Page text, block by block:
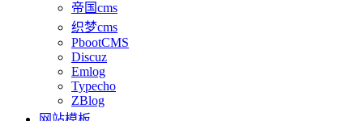
帝国cms
织梦cms
PbootCMS
Discuz
Emlog
Typecho
ZBlog